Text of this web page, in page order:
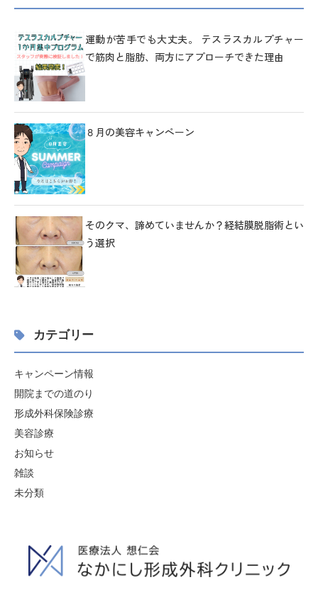
運動が苦手でも大丈夫。 テスラスカルプチャー
で筋肉と脂肪、両方にアプローチできた理由
８月の美容キャンペーン
そのクマ、諦めていませんか？経結膜脱脂術とい
う選択
カテゴリー
キャンペーン情報
開院までの道のり
形成外科保険診療
美容診療
お知らせ
雑談
未分類